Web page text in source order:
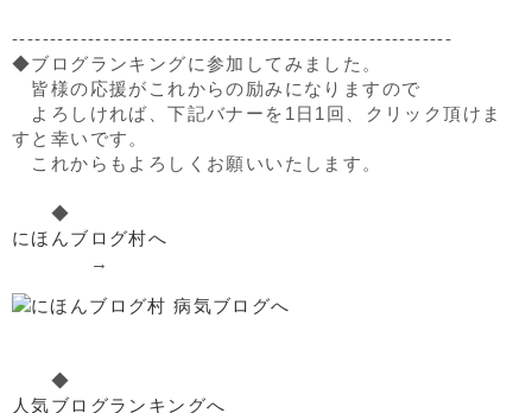
----------------------------------------------------------
◆ブログランキングに参加してみました。
皆様の応援がこれからの励みになりますので
よろしければ、下記バナーを1日1回、クリック頂けま
すと幸いです。
これからもよろしくお願いいたします。
◆
にほんブログ村へ
→
◆
人気ブログランキングへ